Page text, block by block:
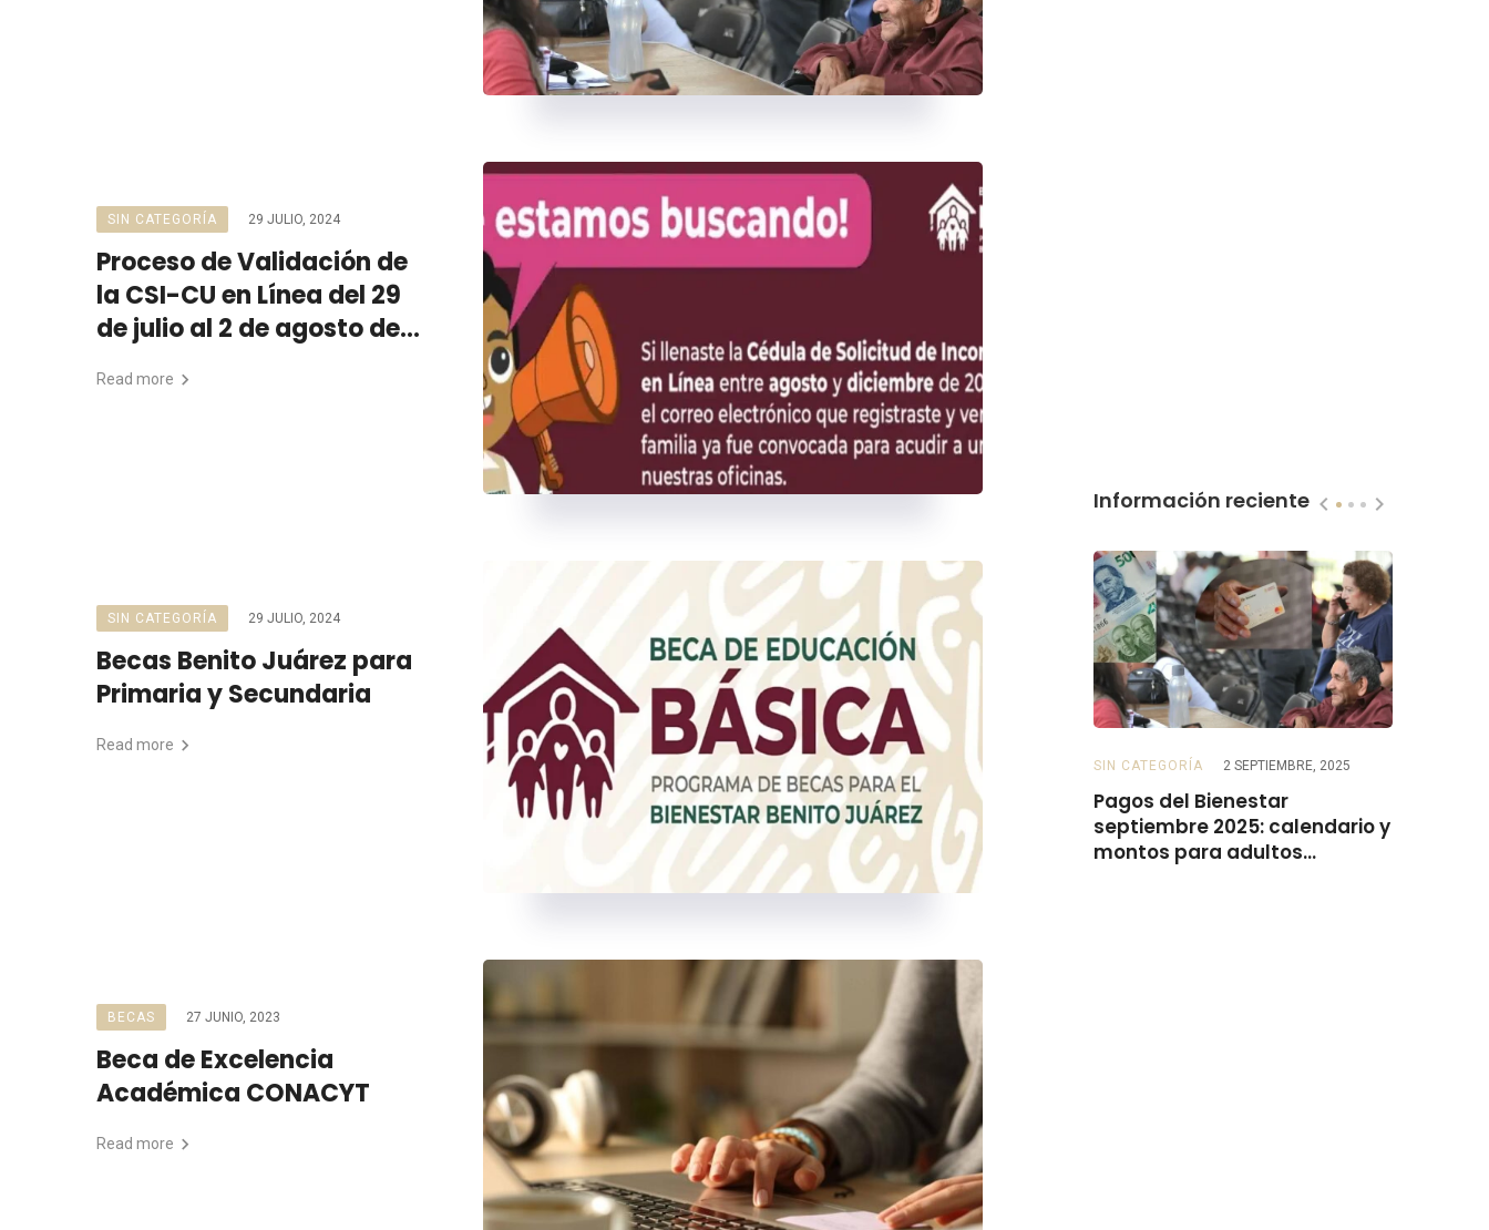
SIN CATEGORÍA 29 JULIO, 2024
Proceso de Validación de
la CSI-CU en Línea del 29
de julio al 2 de agosto de
Read more
SIN CATEGORÍA 29 JULIO, 2024
Becas Benito Juárez para
Primaria y Secundaria
Read more
BECAS 27 JUNIO, 2023
Beca de Excelencia
Académica CONACYT
Read more
Información reciente
BECAS 2 SEPTIEMBRE, 2025
Beca Rita Cetina abre registro
el 15 de septiembre de 2025
BECAS 2 SEPTIEMBRE, 2025
Entrega de tarjetas para
Jóvenes Construyendo el
Futuro del 2 al 9 de
septiembre 2025
SIN CATEGORÍA 2 SEPTIEMBRE, 2025
Pagos del Bienestar
septiembre 2025: calendario y
montos para adultos